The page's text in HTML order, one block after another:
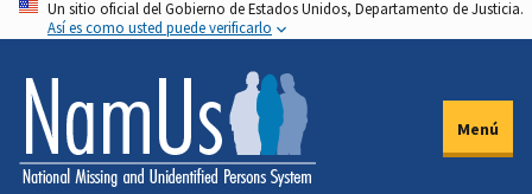
Pasar
al
contenido
principal
Un sitio oficial del Gobierno de Estados Unidos, Departamento de Justicia.
Así es como usted puede verificarlo
Menú